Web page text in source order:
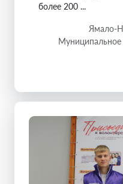
более 200 ...
Ямало-
Муниципальное